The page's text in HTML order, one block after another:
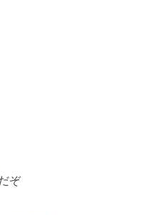
ぞ